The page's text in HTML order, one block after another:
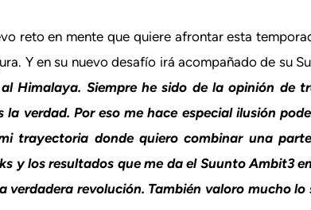
reto en mente que quiere afrontar esta
Y en su nuevo desafío irá acompañado de su
Himalaya. Siempre he sido de la opinión de
verdad. Por eso me hace especial ilusión
trayectoria donde quiero combinar una
y los resultados que me da el Suunto Ambit3
revolución. También valoro mucho lo